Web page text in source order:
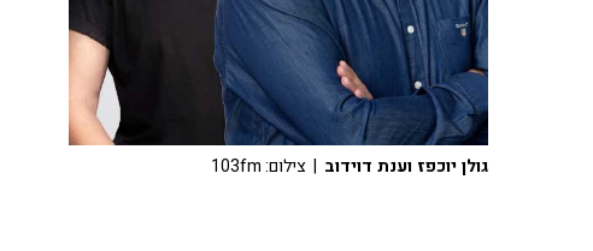
גולן יוכפז וענת דוידוב | צילום: 103fm